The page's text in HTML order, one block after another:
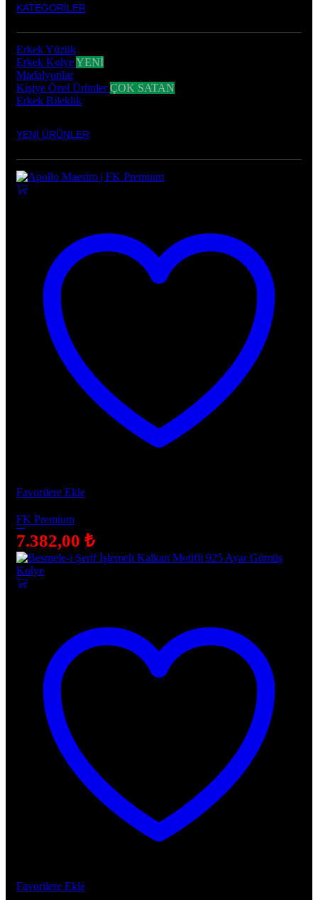
KATEGORİLER
Erkek Yüzük
Erkek KolyeYENİ
Madalyonlar
Kişiye Özel ÜrünlerÇOK SATAN
Erkek Bileklik
YENİ ÜRÜNLER
Favorilere Ekle
FK Premium
7.382,00 ₺
Favorilere Ekle